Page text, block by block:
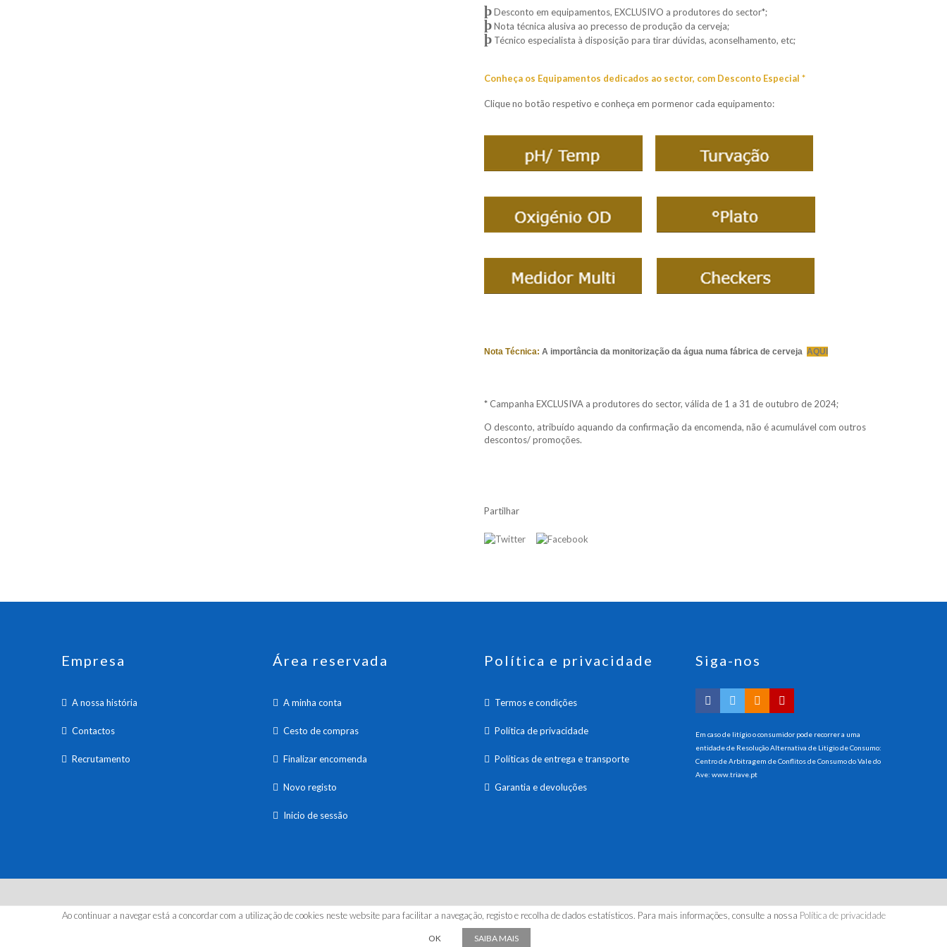
þDesconto em equipamentos, EXCLUSIVO a produtores do sector*;
þNota técnica alusiva ao precesso de produção da cerveja;
þ Técnico especialista à disposição para tirar dúvidas, aconselhamento, etc;
Conheça os Equipamentos dedicados ao sector, com Desconto Especial *
Clique no botão respetivo e conheça em pormenor cada equipamento:
Nota Técnica: A importância da monitorização da água numa fábrica de cerveja AQUI
*Campanha EXCLUSIVA a produtores do sector, válida de 1 a 31 de outubro de 2024;
O desconto, atribuído aquando da confirmação da encomenda, não é acumulável com outros
descontos/ promoções.
Partilhar
Empresa
A nossa história
Contactos
Recrutamento
Área reservada
A minha conta
Cesto de compras
Finalizar encomenda
Novo registo
Inicio de sessão
Política e privacidade
Termos e condições
Política de privacidade
Políticas de entrega e transporte
Garantia e devoluções
Siga-nos
Em caso de litígio o consumidor pode recorrer a uma
entidade de Resolução Alternativa de Litigio de Consumo:
Centro de Arbitragem de Conflitos de Consumo do Vale do
Ave: www.triave.pt
© 2026 HANNA INSTRUMENTS PORTUGAL, LDA. Todos os direitos reservados.
by | kuattrodesign
Ao continuar a navegar está a concordar com a utilização de cookies neste website para facilitar a navegação, registo e recolha de dados estatísticos. Para mais informações, consulte a nossa Política de privacidade
OK SAIBA MAIS